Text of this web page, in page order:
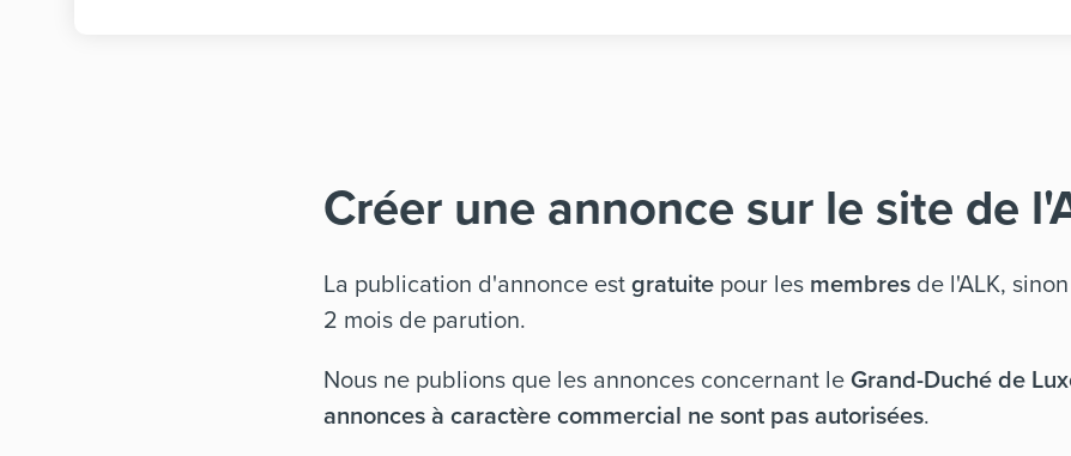
Créer une annonce sur le site de
La publication d'annonce estgratuite pour les membres de l'ALK,
2 mois de parution.
Nous ne publions que les annonces concernant leGrand-Duché de
annonces à caractère commercial ne sont pas autorisées.